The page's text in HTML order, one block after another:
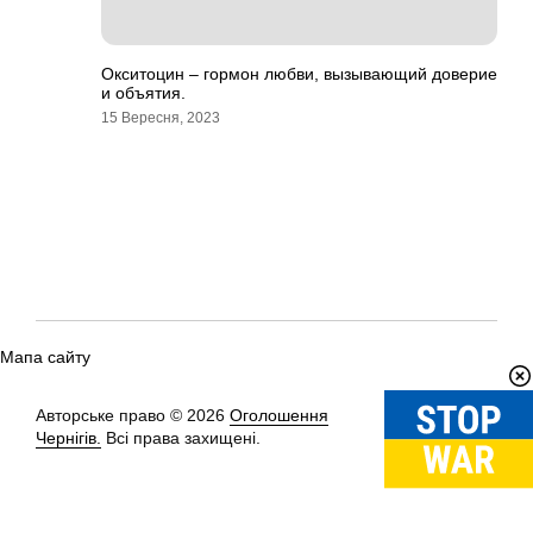
Окситоцин – гормон любви, вызывающий доверие
и объятия.
15 Вересня, 2023
Мапа сайту
Авторське право © 2026 Оголошення
Чернігів. Всі права захищені.
Вгору↑